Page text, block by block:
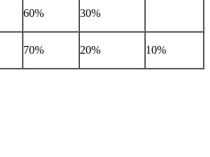
60% 30%
70% 20% 10%